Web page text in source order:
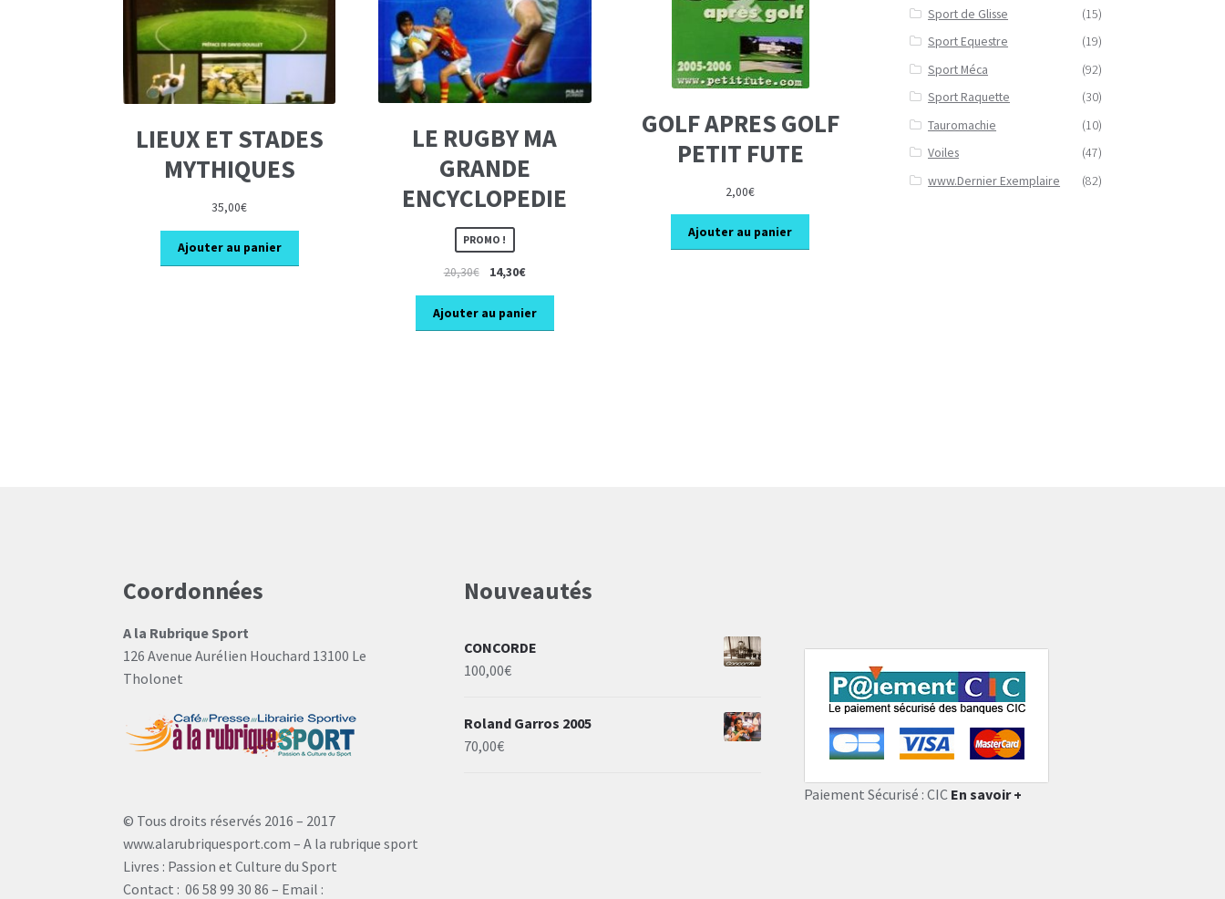
LIEUX ET STADES
MYTHIQUES
35,00€
Ajouter au panier
LE RUGBY MA
GRANDE
ENCYCLOPEDIE
PROMO !
20,30€
Le
prix
initial
était :
14,30€Le
prix
actuel
est :
Ajouter au panier
GOLF APRES GOLF
PETIT FUTE
2,00€
Ajouter au panier
Sport de Glisse
(15)
Sport Equestre
(19)
Sport Méca
(92)
Sport Raquette
(30)
Tauromachie
(10)
Voiles
(47)
www.Dernier Exemplaire
(82)
Coordonnées
A la Rubrique Sport
126 Avenue Aurélien Houchard 13100 Le
Tholonet
© Tous droits réservés 2016 – 2017
www.alarubriquesport.com – A la rubrique sport
Livres : Passion et Culture du Sport
Contact : 06 58 99 30 86 – Email :
Nouveautés
CONCORDE
100,00€
Roland Garros 2005
70,00€
Paiement Sécurisé : CIC En savoir +